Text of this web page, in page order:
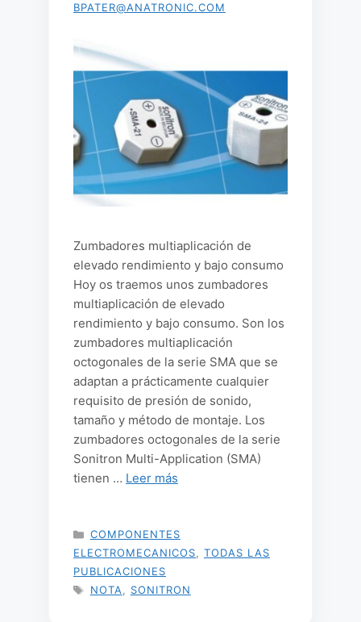
BPATER@ANATRONIC.COM
Zumbadores multiaplicación de
elevado rendimiento y bajo consumo
Hoy os traemos unos zumbadores
multiaplicación de elevado
rendimiento y bajo consumo. Son los
zumbadores multiaplicación
octogonales de la serie SMA que se
adaptan a prácticamente cualquier
requisito de presión de sonido,
tamaño y método de montaje. Los
zumbadores octogonales de la serie
Sonitron Multi-Application (SMA)
tienen … Leer más
CATEGORÍAS
COMPONENTES
ELECTROMECANICOS
TODAS LAS
PUBLICACIONES
ETIQUETAS
NOTA SONITRON